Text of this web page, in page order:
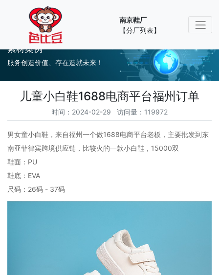
南京鞋厂
【分厂列表】
素材案例
服务创造价值、存在造就未来！
儿童小白鞋1688电商平台福州订单
时间：2024-02-29 访问量：119972
男女童小白鞋，来自福州一个做1688电商平台老板，主要批发到东
南亚菲律宾跨境供应链，比较火的一款小白鞋，15000双
鞋面：PU
鞋底：EVA
尺码：26码 - 37码